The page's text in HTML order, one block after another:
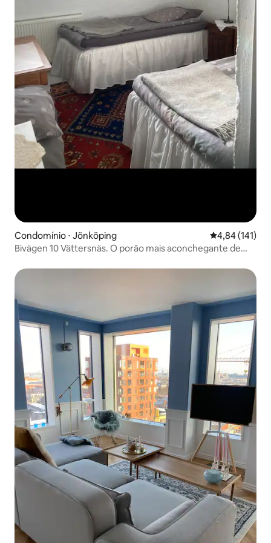
Condomínio ⋅ Jönköping 4,84 de uma
4,84 (141)
Bivägen 10 Vättersnäs. O porão mais aconchegante de